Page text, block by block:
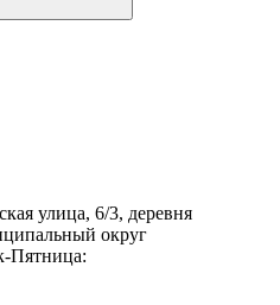
улица, 6/3, деревня
округ
Пятница: